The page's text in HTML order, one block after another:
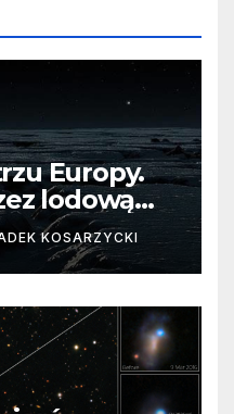
Europy.
lodową
KOSARZYCKI